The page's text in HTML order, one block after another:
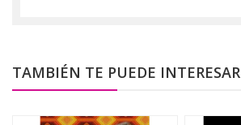
TAMBIÉN TE PUEDE INTERESAR